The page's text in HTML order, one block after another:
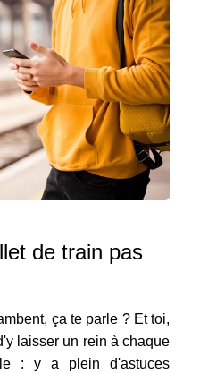
de train pas
ça te parle ? Et toi,
laisser un rein à chaque
: y a plein d'astuces